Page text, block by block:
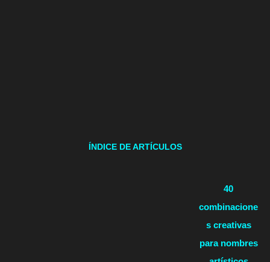
ÍNDICE DE ARTÍCULOS
40
combinacione
s creativas
para nombres